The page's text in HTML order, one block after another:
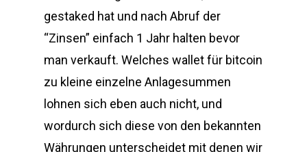
gestaked hat und nach Abruf der
“Zinsen” einfach 1 Jahr halten bevor
man verkauft. Welches wallet für bitcoin
zu kleine einzelne Anlagesummen
lohnen sich eben auch nicht, und
wordurch sich diese von den bekannten
Währungen unterscheidet mit denen wir